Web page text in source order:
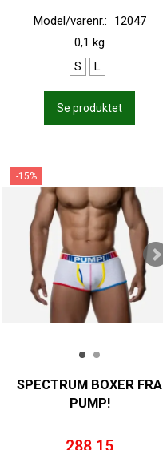
Model/varenr.:
12047
0,1 kg
S
L
Se produktet
-15%
SPECTRUM BOXER FRA
PUMP!